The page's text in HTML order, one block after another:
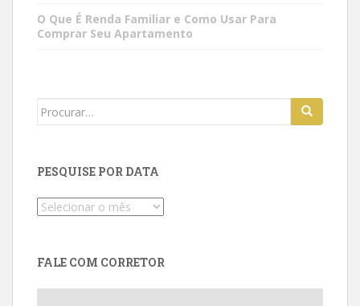
O Que É Renda Familiar e Como Usar Para
Comprar Seu Apartamento
Search
PESQUISE POR DATA
Pesquise
FALE COM CORRETOR